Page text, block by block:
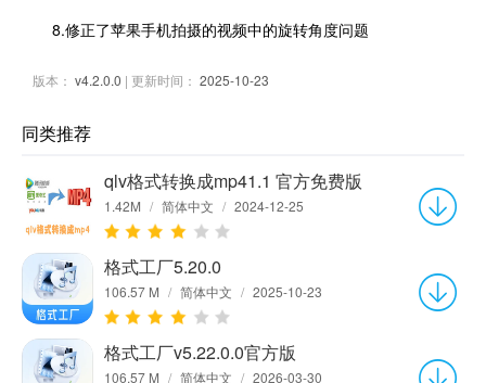
8.修正了苹果手机拍摄的视频中的旋转角度问题
版本： v4.2.0.0 | 更新时间： 2025-10-23
同类推荐
qlv格式转换成mp41.1 官方免费版
1.42M / 简体中文 / 2024-12-25
格式工厂5.20.0
106.57 M / 简体中文 / 2025-10-23
格式工厂v5.22.0.0官方版
106.57 M / 简体中文 / 2026-03-30